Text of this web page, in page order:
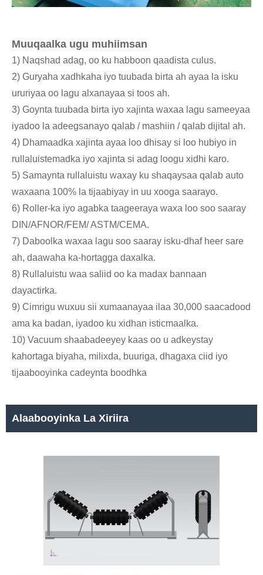
Muuqaalka ugu muhiimsan
1) Naqshad adag, oo ku habboon qaadista culus.
2) Guryaha xadhkaha iyo tuubada birta ah ayaa la isku
ururiyaa oo lagu alxanayaa si toos ah.
3) Goynta tuubada birta iyo xajinta waxaa lagu sameeyaa
iyadoo la adeegsanayo qalab / mashiin / qalab dijital ah.
4) Dhamaadka xajinta ayaa loo dhisay si loo hubiyo in
rullaluistemadka iyo xajinta si adag loogu xidhi karo.
5) Samaynta rullaluistu waxay ku shaqaysaa qalab auto
waxaana 100% la tijaabiyay in uu xooga saarayo.
6) Roller-ka iyo agabka taageeraya waxa loo soo saaray
DIN/AFNOR/FEM/ ASTM/CEMA.
7) Daboolka waxaa lagu soo saaray isku-dhaf heer sare
ah, daawaha ka-hortagga daxalka.
8) Rullaluistu waa saliid oo ka madax bannaan
dayactirka.
9) Cimrigu wuxuu sii xumaanayaa ilaa 30,000 saacadood
ama ka badan, iyadoo ku xidhan isticmaalka.
10) Vacuum shaabadeeyey kaas oo u adkeystay
kahortaga biyaha, milixda, buuriga, dhagaxa ciid iyo
tijaabooyinka cadeynta boodhka
Alaabooyinka La Xiriira